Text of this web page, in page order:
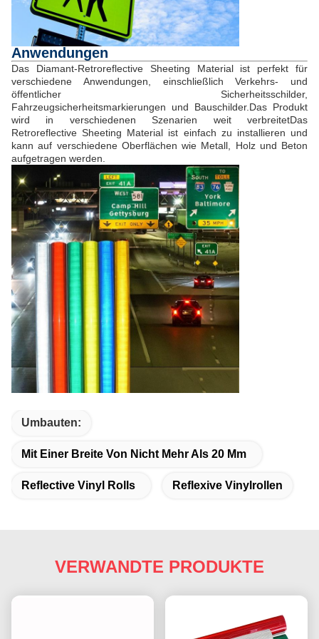
Anwendungen
Das Diamant-Retroreflective Sheeting Material ist perfekt für
verschiedene Anwendungen, einschließlich Verkehrs- und
öffentlicher Sicherheitsschilder,
Fahrzeugsicherheitsmarkierungen und Bauschilder.Das Produkt
wird in verschiedenen Szenarien weit verbreitetDas
Retroreflective Sheeting Material ist einfach zu installieren und
kann auf verschiedene Oberflächen wie Metall, Holz und Beton
aufgetragen werden.
Umbauten:
Mit Einer Breite Von Nicht Mehr Als 20 Mm
Reflective Vinyl Rolls Reflexive Vinylrollen
VERWANDTE PRODUKTE